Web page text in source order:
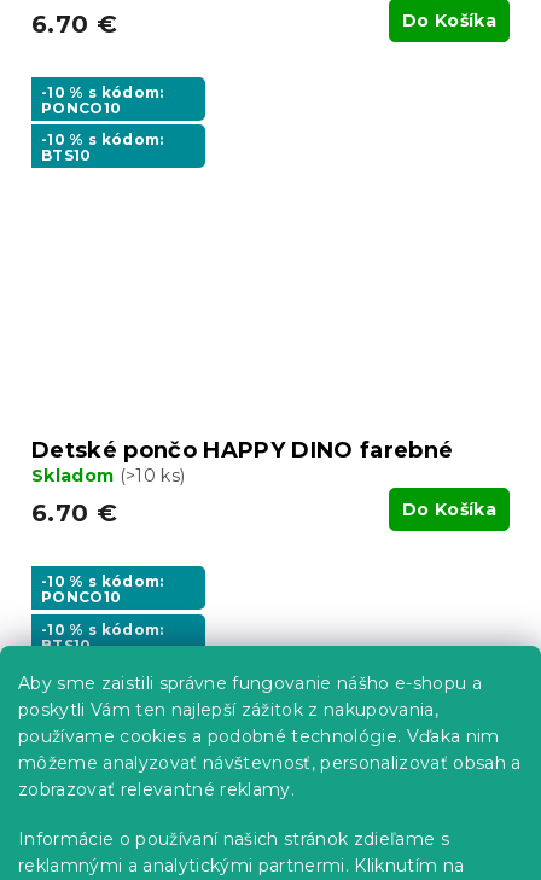
Aby sme zaistili správne fungovanie nášho e-shopu a
poskytli Vám ten najlepší zážitok z nakupovania,
používame cookies a podobné technológie. Vďaka nim
môžeme analyzovať návštevnosť, personalizovať obsah a
zobrazovať relevantné reklamy.
Informácie o používaní našich stránok zdieľame s
reklamnými a analytickými partnermi. Kliknutím na
6.70 € Do Košíka
-10 % s kódom:
PONCO10
-10 % s kódom:
BTS10
Detské pončo HAPPY DINO farebné
Skladom (>10 ks)
6.70 € Do Košíka
-10 % s kódom:
PONCO10
-10 % s kódom:
BTS10